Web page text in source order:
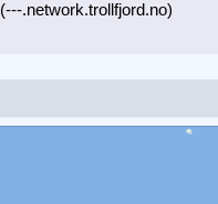
(---.network.trollfjord.no)